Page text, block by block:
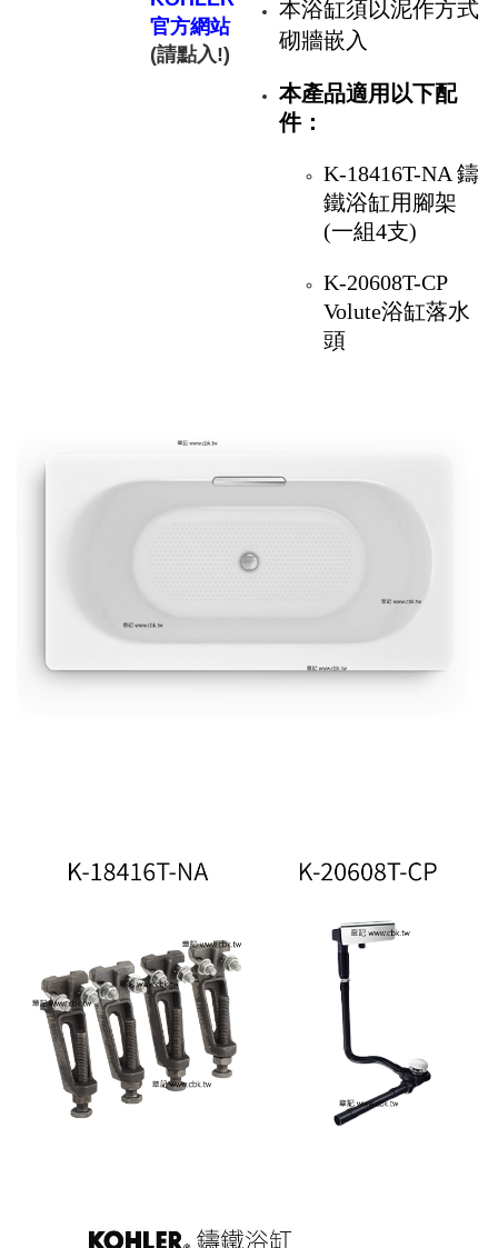
官方網站
(請點入!)
本浴缸須以泥作方式
砌牆嵌入
本產品適用以下配
件：
K-18416T-NA 鑄
鐵浴缸用腳架
(一組4支)
K-20608T-CP
Volute浴缸落水
頭